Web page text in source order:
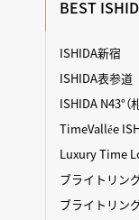
BEST
ISHIDA新宿
ISHIDA表参道
ISHIDA N43°（
TimeVallée
Luxury Time
ブライトリン
ブライトリン